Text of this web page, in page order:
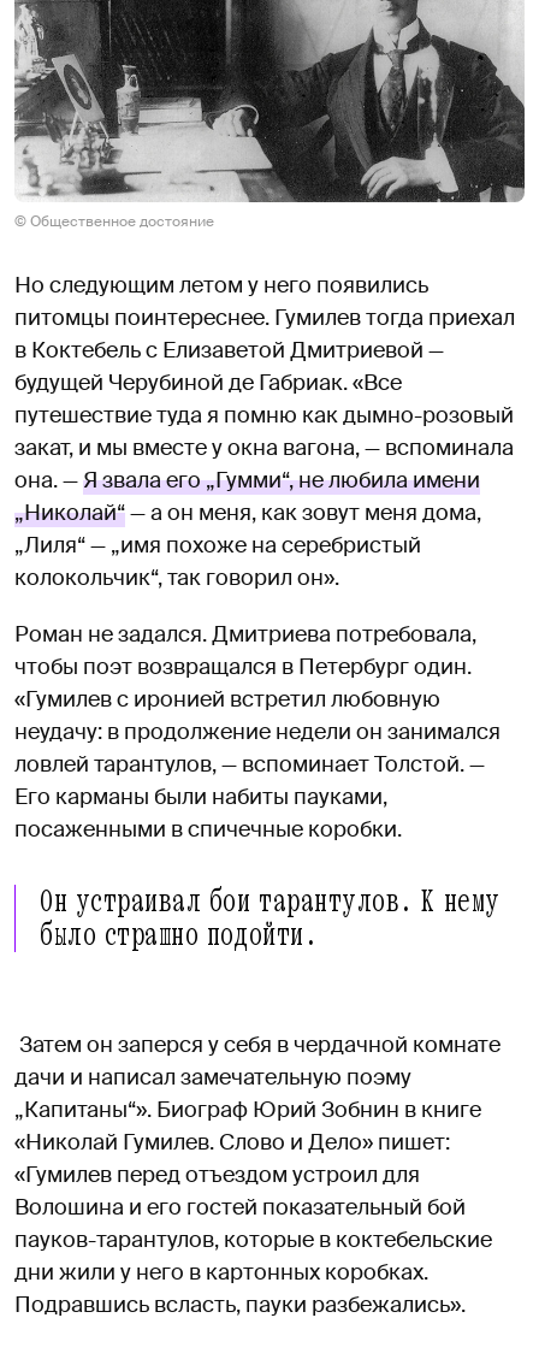
© Общественное достояние
Но следующим летом у него появились
питомцы поинтереснее. Гумилев тогда приехал
в Коктебель с Елизаветой Дмитриевой —
будущей Черубиной де Габриак. «Все
путешествие туда я помню как дымно-розовый
закат, и мы вместе у окна вагона, — вспоминала
она. —Я звала его „Гумми“, не любила имени
„Николай“— а он меня, как зовут меня дома,
„Лиля“ — „имя похоже на серебристый
колокольчик“, так говорил он».
Роман не задался. Дмитриева потребовала,
чтобы поэт возвращался в Петербург один.
«Гумилев с иронией встретил любовную
неудачу: в продолжение недели он занимался
ловлей тарантулов, — вспоминает Толстой. —
Его карманы были набиты пауками,
посаженными в спичечные коробки.
Он устраивал бои тарантулов. К нему
было страшно подойти.
Затем он заперся у себя в чердачной комнате
дачи и написал замечательную поэму
„Капитаны“». Биограф Юрий Зобнин в книге
«Николай Гумилев. Слово и Дело» пишет:
«Гумилев перед отъездом устроил для
Волошина и его гостей показательный бой
пауков-тарантулов, которые в коктебельские
дни жили у него в картонных коробках.
Подравшись всласть, пауки разбежались».